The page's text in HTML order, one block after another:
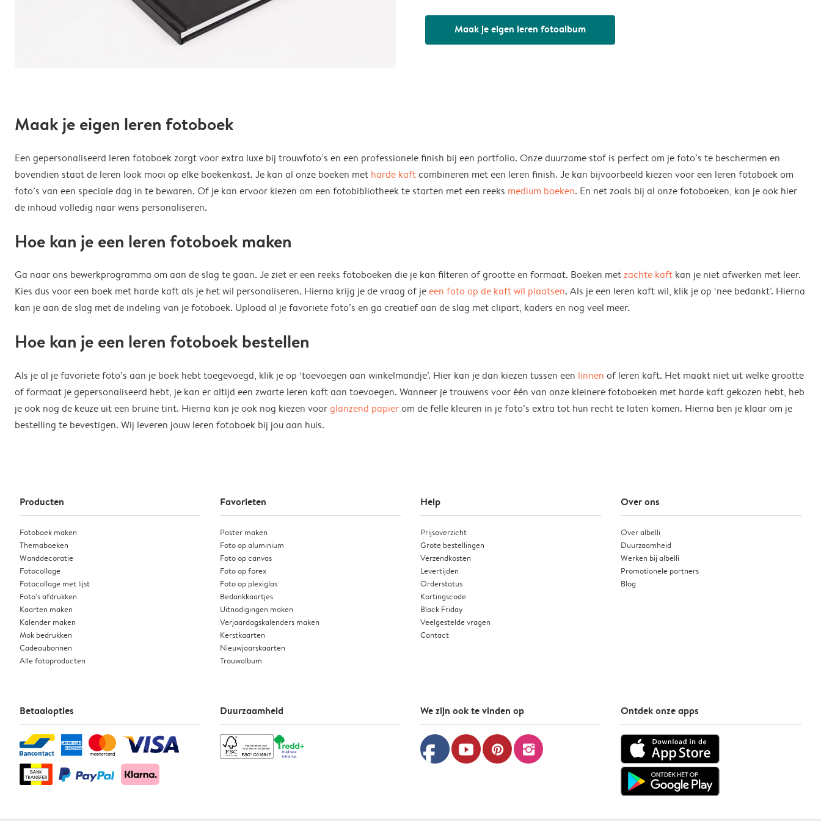
Maak je eigen leren fotoalbum
Maak je eigen leren fotoboek
Een gepersonaliseerd leren fotoboek zorgt voor extra luxe bij trouwfoto’s en een professionele finish bij een portfolio. Onze duurzame stof is perfect om je foto’s te beschermen en
bovendien staat de leren look mooi op elke boekenkast. Je kan al onze boeken met harde kaftcombineren met een leren finish. Je kan bijvoorbeeld kiezen voor een leren fotoboek om
foto’s van een speciale dag in te bewaren. Of je kan ervoor kiezen om een fotobibliotheek te starten met een reeks medium boeken. En net zoals bij al onze fotoboeken, kan je ook hier
de inhoud volledig naar wens personaliseren.
Hoe kan je een leren fotoboek maken
Ga naar ons bewerkprogramma om aan de slag te gaan. Je ziet er een reeks fotoboeken die je kan filteren of grootte en formaat. Boeken metzachte kaft kan je niet afwerken met leer.
Kies dus voor een boek met harde kaft als je het wil personaliseren. Hierna krijg je de vraag of jeeen foto op de kaft wil plaatsen. Als je een leren kaft wil, klik je op ‘nee bedankt’. Hierna
kan je aan de slag met de indeling van je fotoboek. Upload al je favoriete foto’s en ga creatief aan de slag met clipart, kaders en nog veel meer.
Hoe kan je een leren fotoboek bestellen
Als je al je favoriete foto’s aan je boek hebt toegevoegd, klik je op ‘toevoegen aan winkelmandje’. Hier kan je dan kiezen tussen een linnen of leren kaft. Het maakt niet uit welke grootte
of formaat je gepersonaliseerd hebt, je kan er altijd een zwarte leren kaft aan toevoegen. Wanneer je trouwens voor één van onze kleinere fotoboeken met harde kaft gekozen hebt, heb
je ook nog de keuze uit een bruine tint. Hierna kan je ook nog kiezen voorglanzend papierom de felle kleuren in je foto’s extra tot hun recht te laten komen. Hierna ben je klaar om je
bestelling te bevestigen. Wij leveren jouw leren fotoboek bij jou aan huis.
Producten
Fotoboek maken
Themaboeken
Wanddecoratie
Fotocollage
Fotocollage met lijst
Foto’s afdrukken
Kaarten maken
Kalender maken
Mok bedrukken
Cadeaubonnen
Alle fotoproducten
Favorieten
Poster maken
Foto op aluminium
Foto op canvas
Foto op forex
Foto op plexiglas
Bedankkaartjes
Uitnodigingen maken
Verjaardagskalenders maken
Kerstkaarten
Nieuwjaarskaarten
Trouwalbum
Help
Prijsoverzicht
Grote bestellingen
Verzendkosten
Levertijden
Orderstatus
Kortingscode
Black Friday
Veelgestelde vragen
Contact
Over ons
Over albelli
Duurzaamheid
Werken bij albelli
Promotionele partners
Blog
Betaalopties Duurzaamheid We zijn ook te vinden op
facebook youtube pinterest instagram
Ontdek onze apps